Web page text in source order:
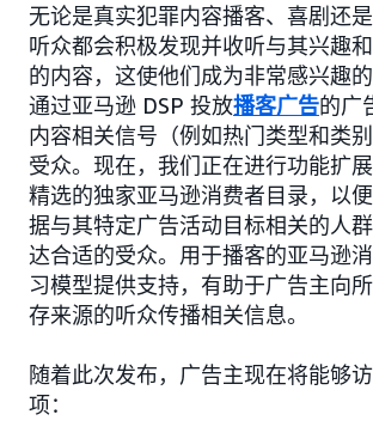
无论是真实犯罪内容播客、喜剧还
听众都会积极发现并收听与其兴趣
的内容，这使他们成为非常感兴趣的
通过亚马逊 DSP 投放播客广告的广
内容相关信号（例如热门类型和类
受众。现在，我们正在进行功能扩
精选的独家亚马逊消费者目录，以
据与其特定广告活动目标相关的人
达合适的受众。用于播客的亚马逊
习模型提供支持，有助于广告主向
存来源的听众传播相关信息。
随着此次发布，广告主现在将能够
项：